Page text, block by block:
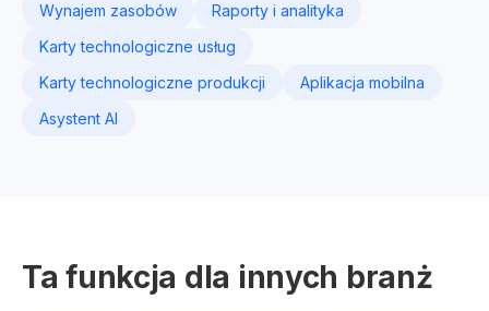
Wynajem zasobów
Raporty i analityka
Karty technologiczne usług
Karty technologiczne produkcji
Aplikacja mobilna
Asystent AI
Ta funkcja dla innych branż